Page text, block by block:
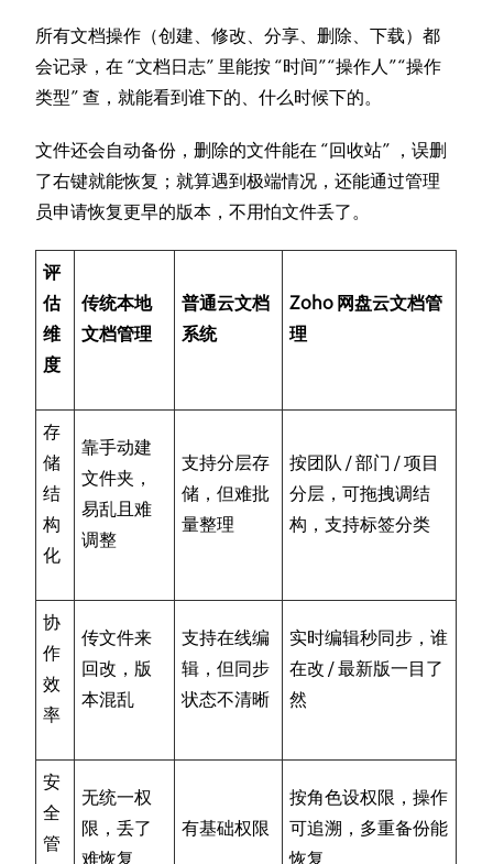
所有文档操作（创建、修改、分享、删除、下载）都
会记录，在 “文档日志” 里能按 “时间”“操作人”“操作
类型” 查，就能看到谁下的、什么时候下的。
文件还会自动备份，删除的文件能在 “回收站” ，误删
了右键就能恢复；就算遇到极端情况，还能通过管理
员申请恢复更早的版本，不用怕文件丢了。
评
估
维
度
传统本地
文档管理
普通云文档
系统
Zoho 网盘云文档管
理
存
储
结
构
化
靠手动建
文件夹，
易乱且难
调整
支持分层存
储，但难批
量整理
按团队 / 部门 / 项目
分层，可拖拽调结
构，支持标签分类
协
作
效
率
传文件来
回改，版
本混乱
支持在线编
辑，但同步
状态不清晰
实时编辑秒同步，谁
在改 / 最新版一目了
然
安
全
管
无统一权
限，丢了
难恢复
有基础权限
按角色设权限，操作
可追溯，多重备份能
恢复